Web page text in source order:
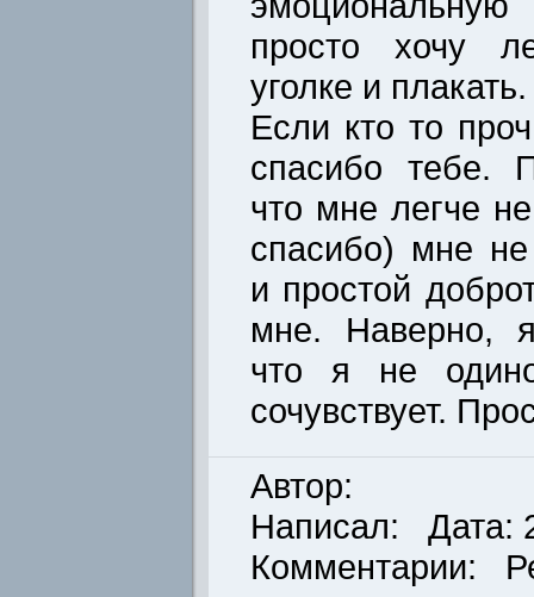
просто хочу
уголке и плакать.
Если кто то
спасибо тебе.
что мне легче
спасибо) мне
и простой
мне. Наверно, я
что я не
сочувствует.
Автор:
Написал: Дата:
Комментарии: